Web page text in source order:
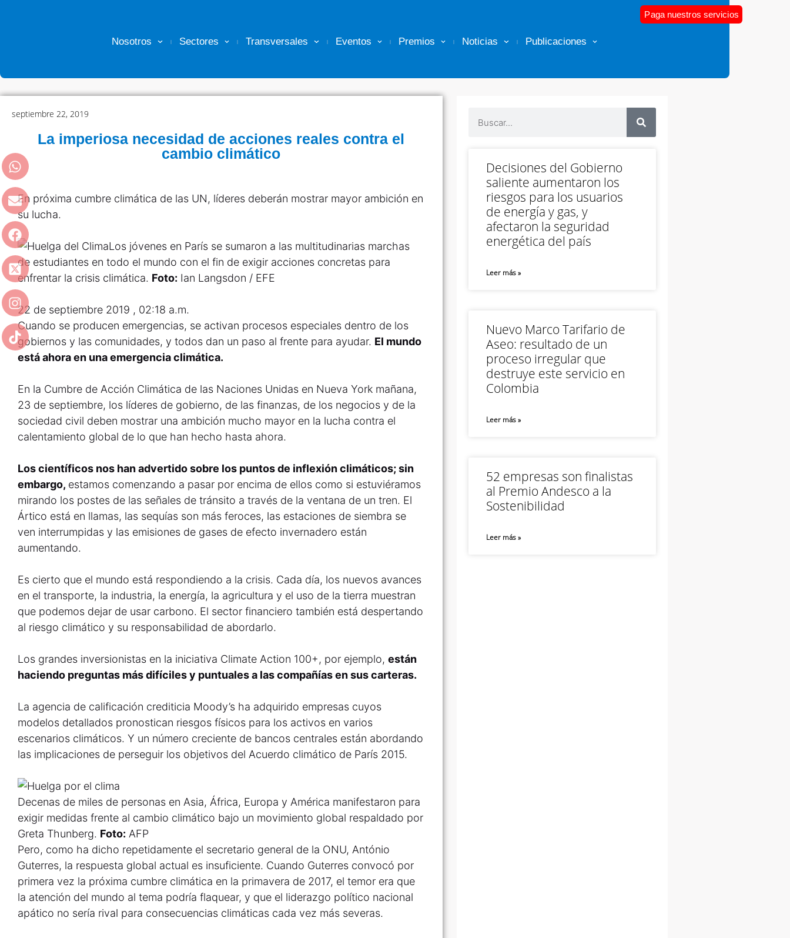
Nosotros Sectores Transversales Eventos Premios Noticias Publicaciones
Paga nuestros servicios
septiembre 22, 2019
La imperiosa necesidad de acciones reales contra el
cambio climático
En próxima cumbre climática de las UN, líderes deberán mostrar mayor ambición en
su lucha.
Los jóvenes en París se sumaron a las multitudinarias marchas
de estudiantes en todo el mundo con el fin de exigir acciones concretas para
enfrentar la crisis climática. Foto: Ian Langsdon / EFE
22 de septiembre 2019 , 02:18 a.m.
Cuando se producen emergencias, se activan procesos especiales dentro de los
gobiernos y las comunidades, y todos dan un paso al frente para ayudar. El mundo
está ahora en una emergencia climática.
En la Cumbre de Acción Climática de las Naciones Unidas en Nueva York mañana,
23 de septiembre, los líderes de gobierno, de las finanzas, de los negocios y de la
sociedad civil deben mostrar una ambición mucho mayor en la lucha contra el
calentamiento global de lo que han hecho hasta ahora.
Los científicos nos han advertido sobre los puntos de inflexión climáticos; sin
embargo, estamos comenzando a pasar por encima de ellos como si estuviéramos
mirando los postes de las señales de tránsito a través de la ventana de un tren. El
Ártico está en llamas, las sequías son más feroces, las estaciones de siembra se
ven interrumpidas y las emisiones de gases de efecto invernadero están
aumentando.
Es cierto que el mundo está respondiendo a la crisis. Cada día, los nuevos avances
en el transporte, la industria, la energía, la agricultura y el uso de la tierra muestran
que podemos dejar de usar carbono. El sector financiero también está despertando
al riesgo climático y su responsabilidad de abordarlo.
Los grandes inversionistas en la iniciativa Climate Action 100+, por ejemplo, están
haciendo preguntas más difíciles y puntuales a las compañías en sus carteras.
La agencia de calificación crediticia Moody’s ha adquirido empresas cuyos
modelos detallados pronostican riesgos físicos para los activos en varios
escenarios climáticos. Y un número creciente de bancos centrales están abordando
las implicaciones de perseguir los objetivos del Acuerdo climático de París 2015.
Decenas de miles de personas en Asia, África, Europa y América manifestaron para
exigir medidas frente al cambio climático bajo un movimiento global respaldado por
Greta Thunberg. Foto: AFP
Pero, como ha dicho repetidamente el secretario general de la ONU, António
Guterres, la respuesta global actual es insuficiente. Cuando Guterres convocó por
primera vez la próxima cumbre climática en la primavera de 2017, el temor era que
la atención del mundo al tema podría flaquear, y que el liderazgo político nacional
apático no sería rival para consecuencias climáticas cada vez más severas.
Decisiones del Gobierno
saliente aumentaron los
riesgos para los usuarios
de energía y gas, y
afectaron la seguridad
energética del país
Leer más »
Nuevo Marco Tarifario de
Aseo: resultado de un
proceso irregular que
destruye este servicio en
Colombia
Leer más »
52 empresas son finalistas
al Premio Andesco a la
Sostenibilidad
Leer más »